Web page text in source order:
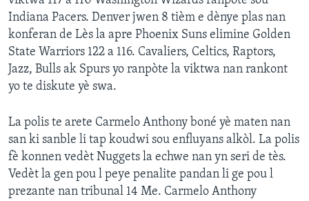
SUIV NOU
Languages
Indiana Pacers. Denver jwen 8 tièm e dènye plas nan
konferan de Lès la apre Phoenix Suns elimine Golden
State Warriors 122 a 116. Cavaliers, Celtics, Raptors,
Jazz, Bulls ak Spurs yo ranpòte la viktwa nan rankont
yo te diskute yè swa.
La polis te arete Carmelo Anthony boné yè maten nan
san ki sanble li tap koudwi sou enfluyans alkòl. La polis
fè konnen vedèt Nuggets la echwe nan yn seri de tès.
Vedèt la gen pou l peye penalite pandan li ge pou l
prezante nan tribunal 14 Me. Carmelo Anthony